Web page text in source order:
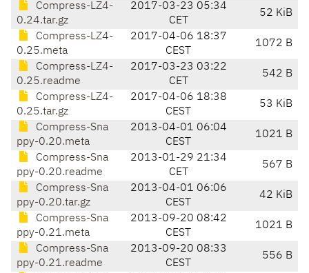
Compress-LZ4-
0.24.tar.gz
2017-03-23 05:34
CET
52 KiB
Compress-LZ4-
0.25.meta
2017-04-06 18:37
CEST
1072 B
Compress-LZ4-
0.25.readme
2017-03-23 03:22
CET
542 B
Compress-LZ4-
0.25.tar.gz
2017-04-06 18:38
CEST
53 KiB
Compress-Sna
ppy-0.20.meta
2013-04-01 06:04
CEST
1021 B
Compress-Sna
ppy-0.20.readme
2013-01-29 21:34
CET
567 B
Compress-Sna
ppy-0.20.tar.gz
2013-04-01 06:06
CEST
42 KiB
Compress-Sna
ppy-0.21.meta
2013-09-20 08:42
CEST
1021 B
Compress-Sna
ppy-0.21.readme
2013-09-20 08:33
CEST
556 B